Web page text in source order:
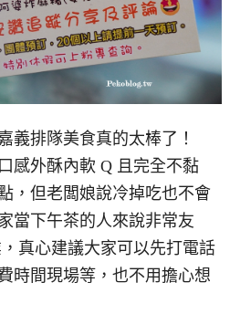
義排隊美食真的太棒了！
口感外酥內軟 Q 且完全不黏
，但老闆娘說冷掉吃也不會
當下午茶的人來說非常友
真心建議大家可以先打電話
時間現場等，也不用擔心想